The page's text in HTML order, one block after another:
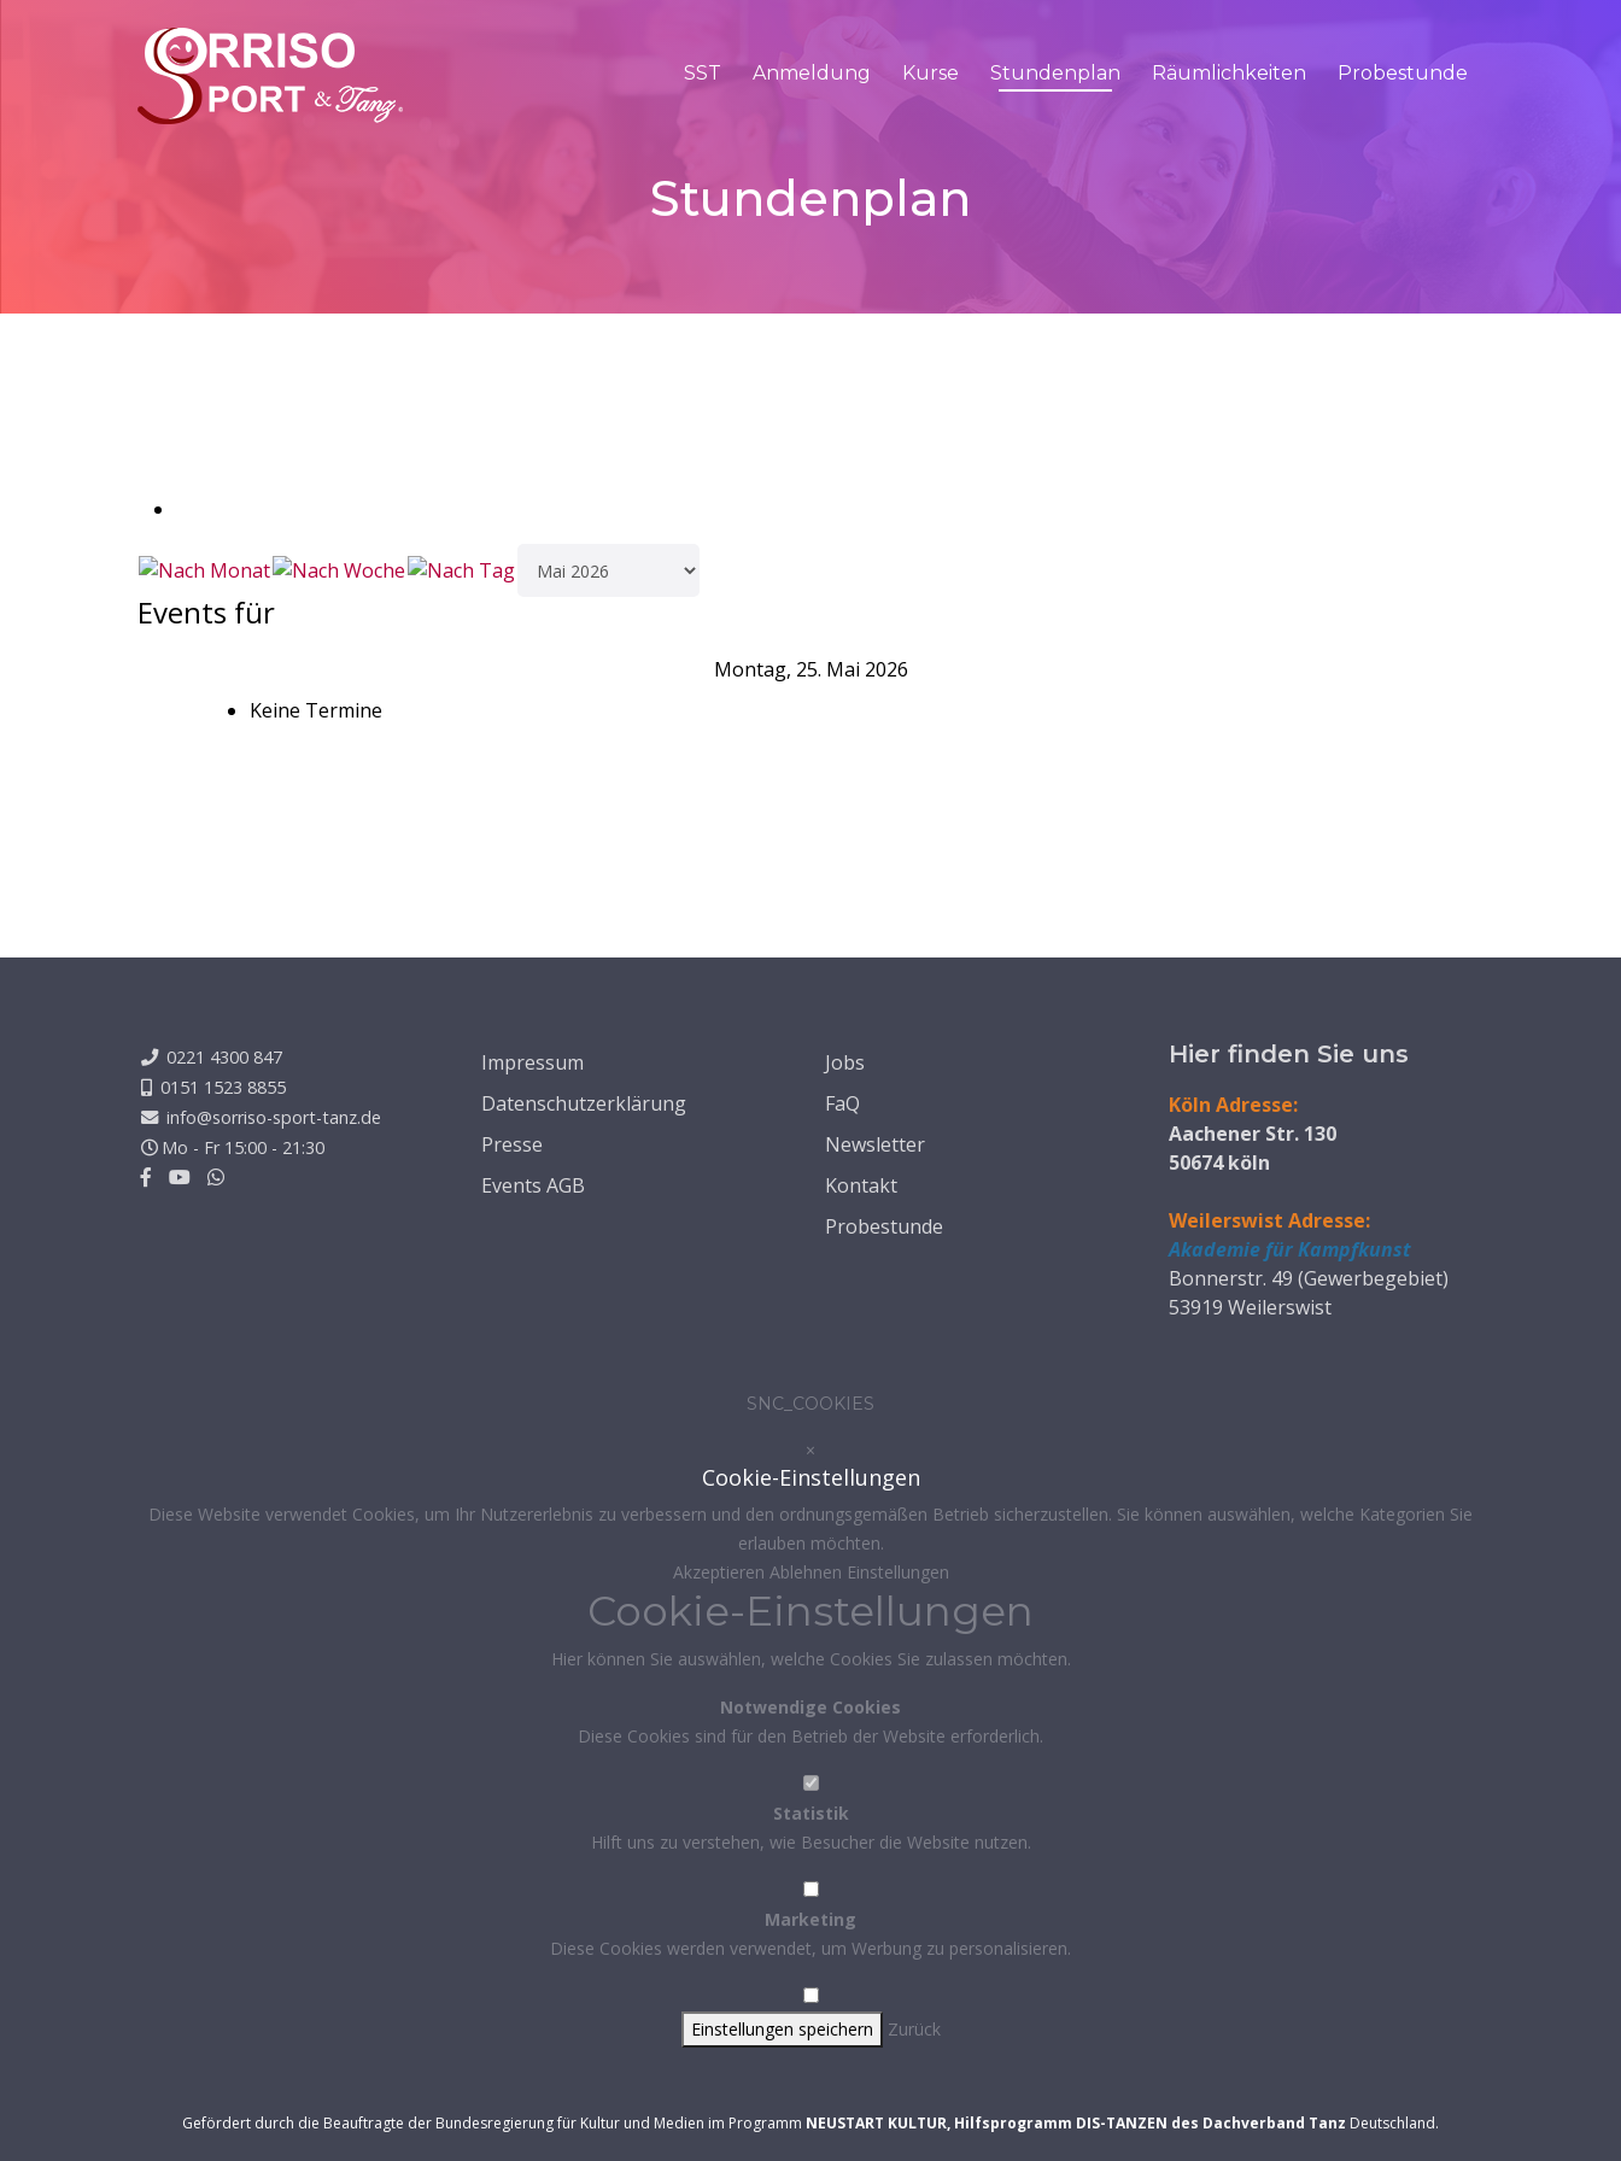
SST Anmeldung Kurse Stundenplan Räumlichkeiten Probestunde
Stundenplan
Events für
Montag, 25. Mai 2026
Keine Termine
0221 4300 847
0151 1523 8855
info@sorriso-sport-tanz.de
Mo - Fr 15:00 - 21:30
Impressum
Datenschutzerklärung
Presse
Events AGB
Jobs
FaQ
Newsletter
Kontakt
Probestunde
Hier finden Sie uns
Köln Adresse:
Aachener Str. 130
50674 köln
Weilerswist Adresse:
Akademie für Kampfkunst
Bonnerstr. 49 (Gewerbegebiet)
53919 Weilerswist
SNC_COOKIES
×
Cookie-Einstellungen
Diese Website verwendet Cookies, um Ihr Nutzererlebnis zu verbessern und den ordnungsgemäßen Betrieb sicherzustellen. Sie können auswählen, welche Kategorien Sie
erlauben möchten.
Akzeptieren Ablehnen Einstellungen
Cookie-Einstellungen
Hier können Sie auswählen, welche Cookies Sie zulassen möchten.
Notwendige Cookies
Diese Cookies sind für den Betrieb der Website erforderlich.
Statistik
Hilft uns zu verstehen, wie Besucher die Website nutzen.
Marketing
Diese Cookies werden verwendet, um Werbung zu personalisieren.
Einstellungen speichern Zurück
Gefördert durch die Beauftragte der Bundesregierung für Kultur und Medien im Programm NEUSTART KULTUR, Hilfsprogramm DIS-TANZEN des Dachverband Tanz Deutschland.